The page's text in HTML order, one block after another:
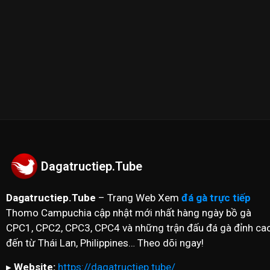
Dagatructiep.Tube
Dagatructiep.Tube – Trang Web Xem đá gà trực tiếp
Thomo Campuchia cập nhật mới nhất hàng ngày bồ gà
CPC1, CPC2, CPC3, CPC4 và những trận đấu đá gà đỉnh
đến từ Thái Lan, Philippines… Theo dõi ngay!
▸ Website: https://dagatructiep.tube/